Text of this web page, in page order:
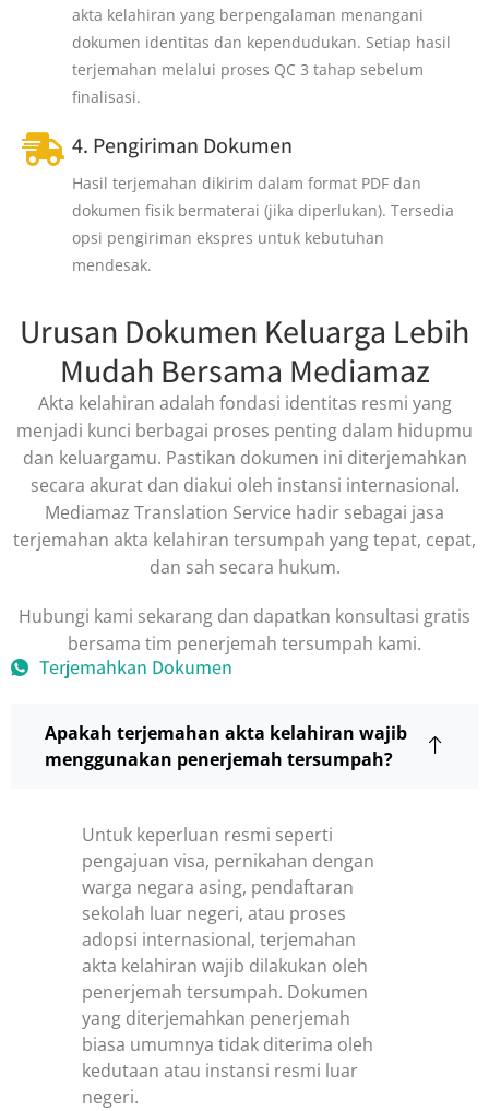
akta kelahiran yang berpengalaman menangani
dokumen identitas dan kependudukan. Setiap hasil
terjemahan melalui proses QC 3 tahap sebelum
finalisasi.
4. Pengiriman Dokumen
Hasil terjemahan dikirim dalam format PDF dan
dokumen fisik bermaterai (jika diperlukan). Tersedia
opsi pengiriman ekspres untuk kebutuhan
mendesak.
Urusan Dokumen Keluarga Lebih
Mudah Bersama Mediamaz
Akta kelahiran adalah fondasi identitas resmi yang
menjadi kunci berbagai proses penting dalam hidupmu
dan keluargamu. Pastikan dokumen ini diterjemahkan
secara akurat dan diakui oleh instansi internasional.
Mediamaz Translation Service hadir sebagai jasa
terjemahan akta kelahiran tersumpah yang tepat, cepat,
dan sah secara hukum.
Hubungi kami sekarang dan dapatkan konsultasi gratis
bersama tim penerjemah tersumpah kami.
Terjemahkan Dokumen
Apakah terjemahan akta kelahiran wajib
menggunakan penerjemah tersumpah?
Untuk keperluan resmi seperti
pengajuan visa, pernikahan dengan
warga negara asing, pendaftaran
sekolah luar negeri, atau proses
adopsi internasional, terjemahan
akta kelahiran wajib dilakukan oleh
penerjemah tersumpah. Dokumen
yang diterjemahkan penerjemah
biasa umumnya tidak diterima oleh
kedutaan atau instansi resmi luar
negeri.